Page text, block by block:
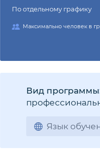
По отдельному графику
Максимально человек в
Вид
Язык